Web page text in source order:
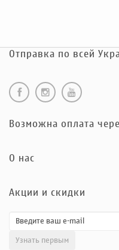
Отправка по всей
Возможна оплата
O нас
Акции и скидки